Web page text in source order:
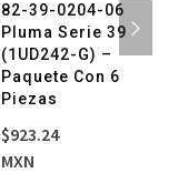
82-39-0204-06
Pluma Serie 39
(1UD242-G) –
Paquete Con 6
Piezas
$923.24
MXN